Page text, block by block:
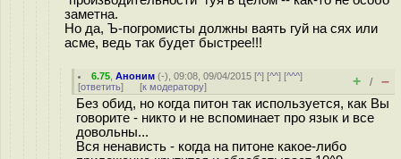
заметна.
Но да, Ъ-погромисты должны ваять гуй на сях или
асме, ведь так будет быстрее!!!
6.75 ,Аноним (-), 09:08, 09/04/2015 [^] [^^] [^^^]
[ответить] [к модератору] + / –
Без обид, но когда питон так используется, как Вы
говорите - никто и не вспоминает про язык и все
довольны...
Вся ненависть - когда на питоне какое-либо